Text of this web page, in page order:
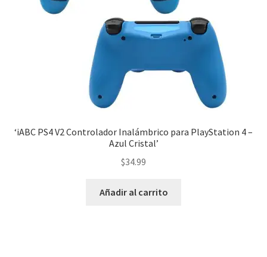
‘iABC PS4 V2 Controlador Inalámbrico para PlayStation 4 –
Azul Cristal’
$34.99
Añadir al carrito